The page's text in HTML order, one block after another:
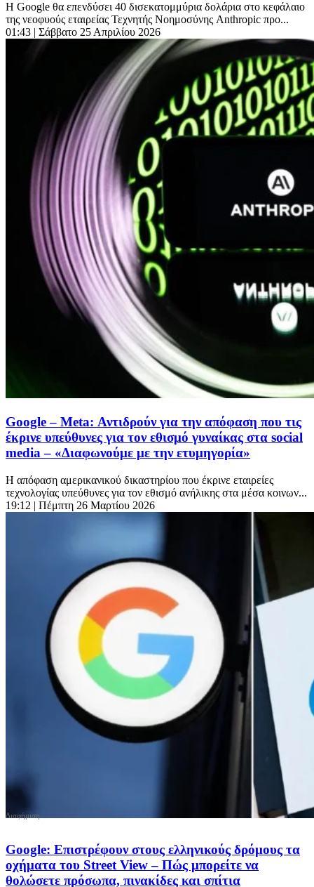
Η Google θα επενδύσει 40 δισεκατομμύρια δολάρια στο κεφάλαιο
της νεοφυούς εταιρείας Τεχνητής Νοημοσύνης Anthropic προ...
01:43 | Σάββατο 25 Απριλίου 2026
Google – Meta: Αντιδρούν για την απόφαση που τις
έκρινε υπεύθυνες για τον εθισμό γυναίκας στα social
media – «Διαφωνούμε με την ετυμηγορία»
Η απόφαση αμερικανικού δικαστηρίου που έκρινε εταιρείες
τεχνολογίας υπεύθυνες για τον εθισμό ανήλικης στα μέσα κοινων...
19:12 | Πέμπτη 26 Μαρτίου 2026
Google: Επιστρέφουν στους ελληνικούς δρόμους τα
οχήματα του Street View – Πώς μπορείτε να
θολώσετε πρόσωπα, πινακίδες και σπίτια